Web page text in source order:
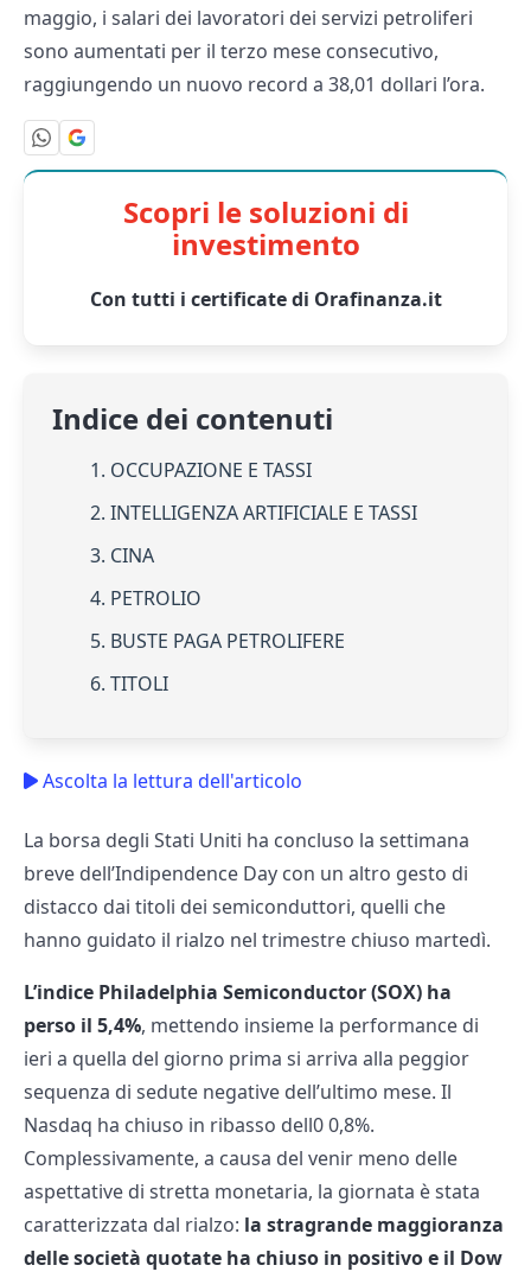
maggio, i salari dei lavoratori dei servizi petroliferi
sono aumentati per il terzo mese consecutivo,
raggiungendo un nuovo record a 38,01 dollari l’ora.
Scopri le soluzioni di
investimento
Con tutti i certificate di Orafinanza.it
Indice dei contenuti
1. OCCUPAZIONE E TASSI
2. INTELLIGENZA ARTIFICIALE E TASSI
3. CINA
4. PETROLIO
5. BUSTE PAGA PETROLIFERE
6. TITOLI
Ascolta la lettura dell'articolo
La borsa degli Stati Uniti ha concluso la settimana
breve dell’Indipendence Day con un altro gesto di
distacco dai titoli dei semiconduttori, quelli che
hanno guidato il rialzo nel trimestre chiuso martedì.
L’indice Philadelphia Semiconductor (SOX) ha
perso il 5,4%, mettendo insieme la performance di
ieri a quella del giorno prima si arriva alla peggior
sequenza di sedute negative dell’ultimo mese. Il
Nasdaq ha chiuso in ribasso dell0 0,8%.
Complessivamente, a causa del venir meno delle
aspettative di stretta monetaria, la giornata è stata
caratterizzata dal rialzo: la stragrande maggioranza
delle società quotate ha chiuso in positivo e il Dow